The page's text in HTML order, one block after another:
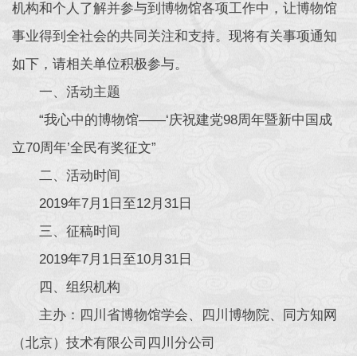
机构和个人了解并参与到博物馆各项工作中，让博物馆
事业得到全社会的共同关注和支持。现将有关事项通知
如下，请相关单位积极参与。
一、活动主题
“我心中的博物馆——‘庆祝建党98周年暨新中国成
立70周年’全民有奖征文”
二、活动时间
2019年7月1日至12月31日
三、征稿时间
2019年7月1日至10月31日
四、组织机构
主办：四川省博物馆学会、四川博物院、同方知网
（北京）技术有限公司四川分公司